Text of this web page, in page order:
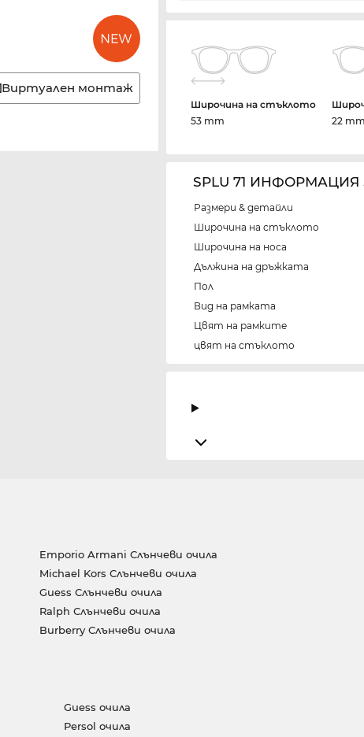
Виртуален монтаж
Широчина на стъклото
53 mm
22 mm
SPLU 71
Размери & детайли
Широчина на стъклото
Широчина на носа
Дължина на дръжката
Пол
Вид на рамката
Цвят на рамките
цвят на стъклото
Emporio Armani Слънчеви очила
Michael Kors Слънчеви очила
Guess Слънчеви очила
Ralph Слънчеви очила
Burberry Слънчеви очила
Guess очила
Persol очила